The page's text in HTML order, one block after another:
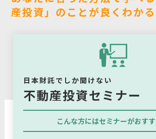
産投資」のことが良くわか
日本財託でしか聞けない
不動産投資セミナー
こんな方にはセミナーがおすす